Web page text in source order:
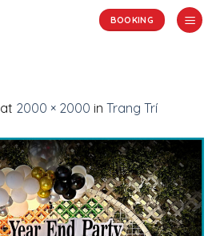
BOOKING
at 2000 × 2000 in Trang Trí